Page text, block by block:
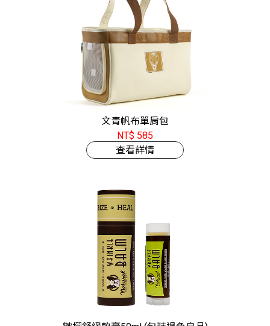
文青帆布單肩包
NT$ 585
查看詳情